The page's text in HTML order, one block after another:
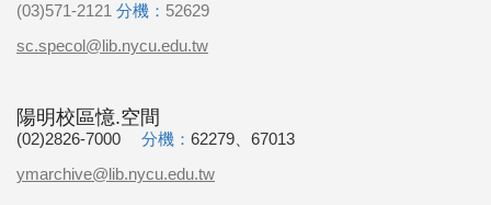
(03)571-2121 分機： 52629
sc.specol@lib.nycu.edu.tw
陽明校區憶.空間
(02)2826-7000 分機： 62279、67013
ymarchive@lib.nycu.edu.tw